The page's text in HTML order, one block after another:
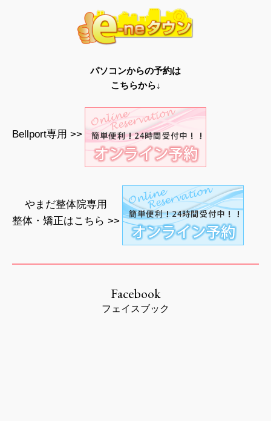
パソコンからの予約は
こちらから↓
Bellport専用 >>
やまだ整体院専用
整体・矯正はこちら >>
Facebook
フェイスブック